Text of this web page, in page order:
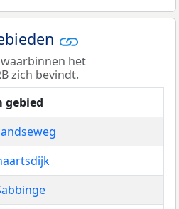
het
zich bevindt.
gebied